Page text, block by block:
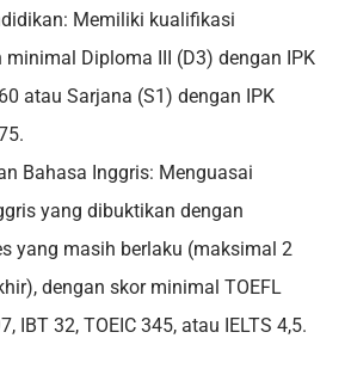
Memiliki kualifikasi
minimal Diploma III (D3) dengan IPK
atau Sarjana (S1) dengan IPK
Bahasa Inggris: Menguasai
yang dibuktikan dengan
yang masih berlaku (maksimal 2
dengan skor minimal TOEFL
IBT 32, TOEIC 345, atau IELTS 4,5.